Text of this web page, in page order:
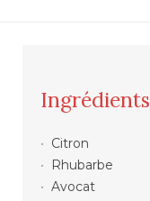
Ingrédients
Citron
Rhubarbe
Avocat